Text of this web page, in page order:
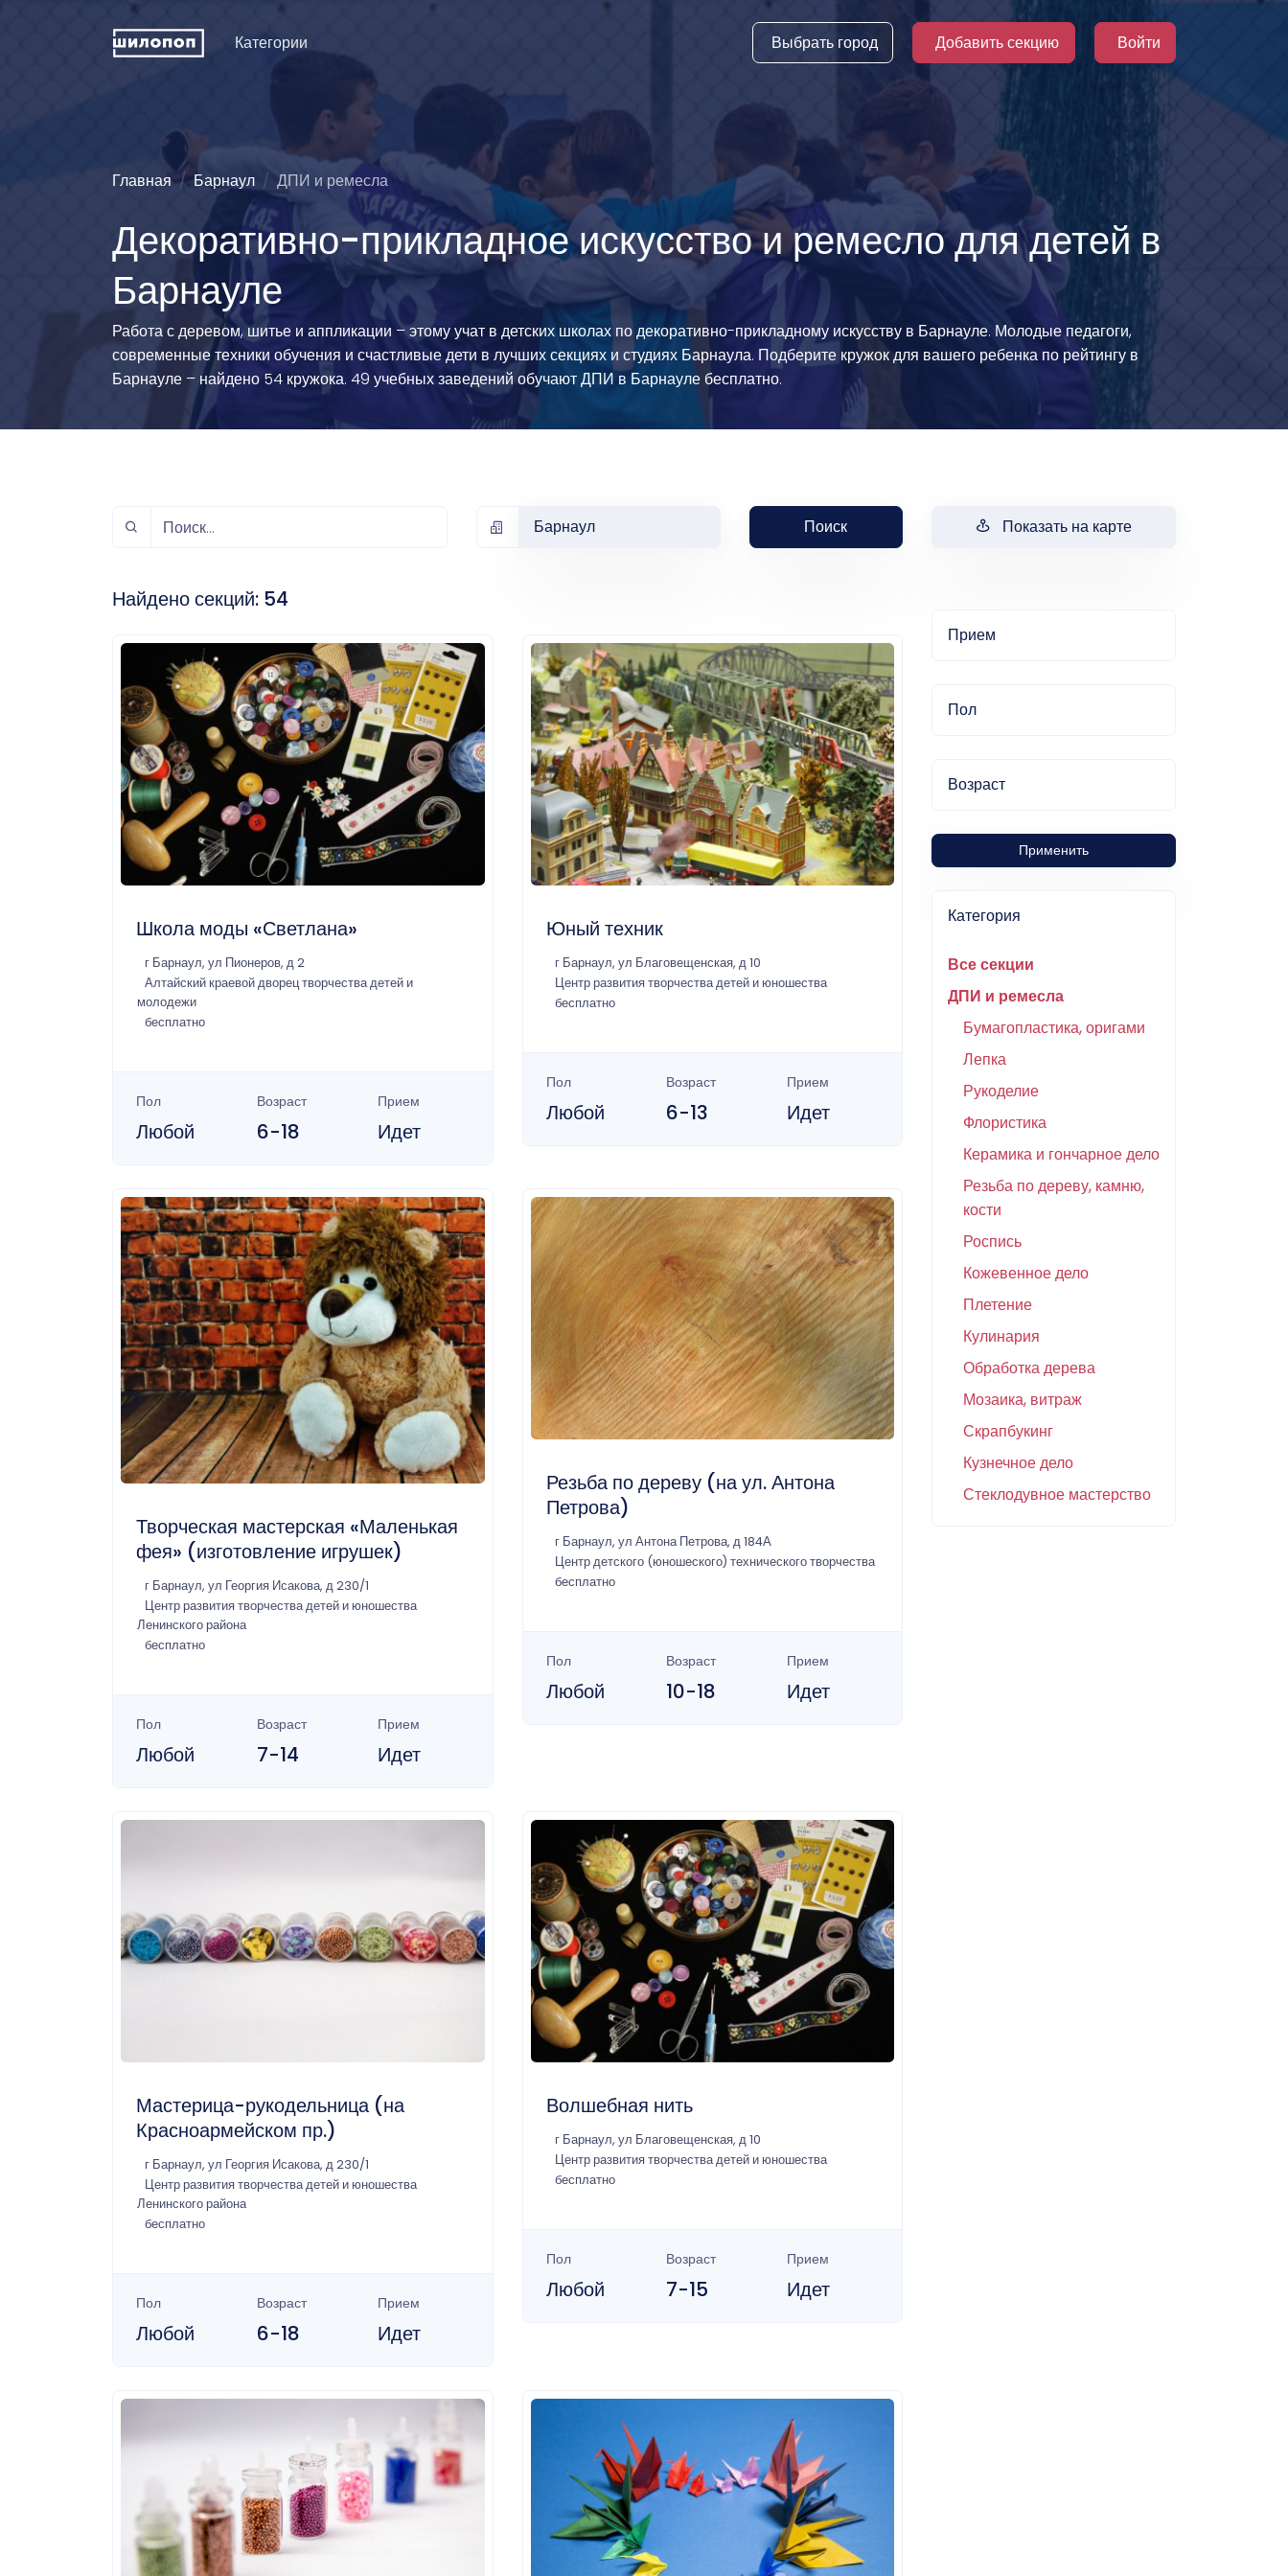
Категории
Иностранные языки
Развитие интеллекта
История и традиции
Хореография (танцы)
Зрелищные искусства
Познавательные
развлечения
Естественные науки
Люди и животные
Эстетические виды
спорта
Единоборства
Командно-игровой
спорт
Физкультура
рождения
Мода и стиль
Туризм
Технические виды
спорта
Силовой спорт
Водные виды спорта
Легкая атлетика и
Выбрать город Добавить секцию Войти
Главная Барнаул ДПИ и ремесла
Декоративно-прикладное искусство и ремесло для детей в
Барнауле
Работа с деревом, шитье и аппликации – этому учат в детских школах по декоративно-прикладному искусству в Барнауле. Молодые педагоги,
современные техники обучения и счастливые дети в лучших секциях и студиях Барнаула. Подберите кружок для вашего ребенка по рейтингу в
Барнауле – найдено 54 кружока. 49 учебных заведений обучают ДПИ в Барнауле бесплатно.
Барнаул Поиск Показать на карте
Прием
Пол
Возраст
Применить
Категория
Все секции
ДПИ и ремесла
Бумагопластика, оригами
Лепка
Рукоделие
Флористика
Керамика и гончарное дело
Резьба по дереву, камню,
кости
Роспись
Кожевенное дело
Плетение
Кулинария
Обработка дерева
Мозаика, витраж
Скрапбукинг
Кузнечное дело
Стеклодувное мастерство
Найдено секций: 54
Школа моды «Светлана»
г Барнаул, ул Пионеров, д 2
Алтайский краевой дворец творчества детей и
молодежи
бесплатно
Пол
Любой
Возраст
6-18
Прием
Идет
Юный техник
г Барнаул, ул Благовещенская, д 10
Центр развития творчества детей и юношества
бесплатно
Пол
Любой
Возраст
6-13
Прием
Идет
Творческая мастерская «Маленькая
фея» (изготовление игрушек)
г Барнаул, ул Георгия Исакова, д 230/1
Центр развития творчества детей и юношества
Ленинского района
бесплатно
Пол
Любой
Возраст
7-14
Прием
Идет
Резьба по дереву (на ул. Антона
Петрова)
г Барнаул, ул Антона Петрова, д 184А
Центр детского (юношеского) технического творчества
бесплатно
Пол
Любой
Возраст
10-18
Прием
Идет
Мастерица-рукодельница (на
Красноармейском пр.)
г Барнаул, ул Георгия Исакова, д 230/1
Центр развития творчества детей и юношества
Ленинского района
бесплатно
Пол
Любой
Возраст
6-18
Прием
Идет
Волшебная нить
г Барнаул, ул Благовещенская, д 10
Центр развития творчества детей и юношества
бесплатно
Пол
Любой
Возраст
7-15
Прием
Идет